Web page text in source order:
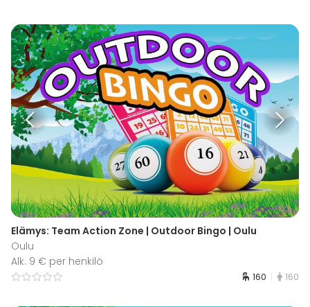
Elämys: Team Action Zone | Outdoor Bingo | Oulu
Oulu
Alk. 9 € per henkilö
160 160